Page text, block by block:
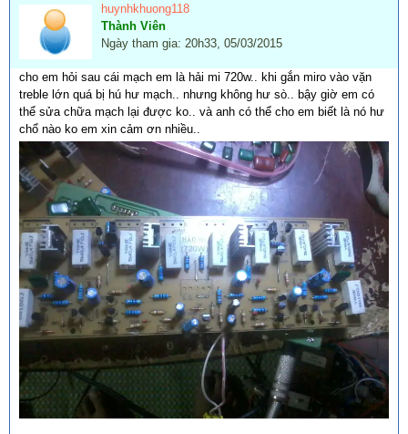
huynhkhuong118
Thành Viên
Ngày tham gia: 20h33, 05/03/2015
cho em hỏi sau cái mạch em là hải mi 720w.. khi gắn miro vào vặn
treble lớn quá bị hú hư mạch.. nhưng không hư sò.. bậy giờ em có
thể sửa chữa mạch lại được ko.. và anh có thể cho em biết là nó hư
chổ nào ko em xin cảm ơn nhiều..